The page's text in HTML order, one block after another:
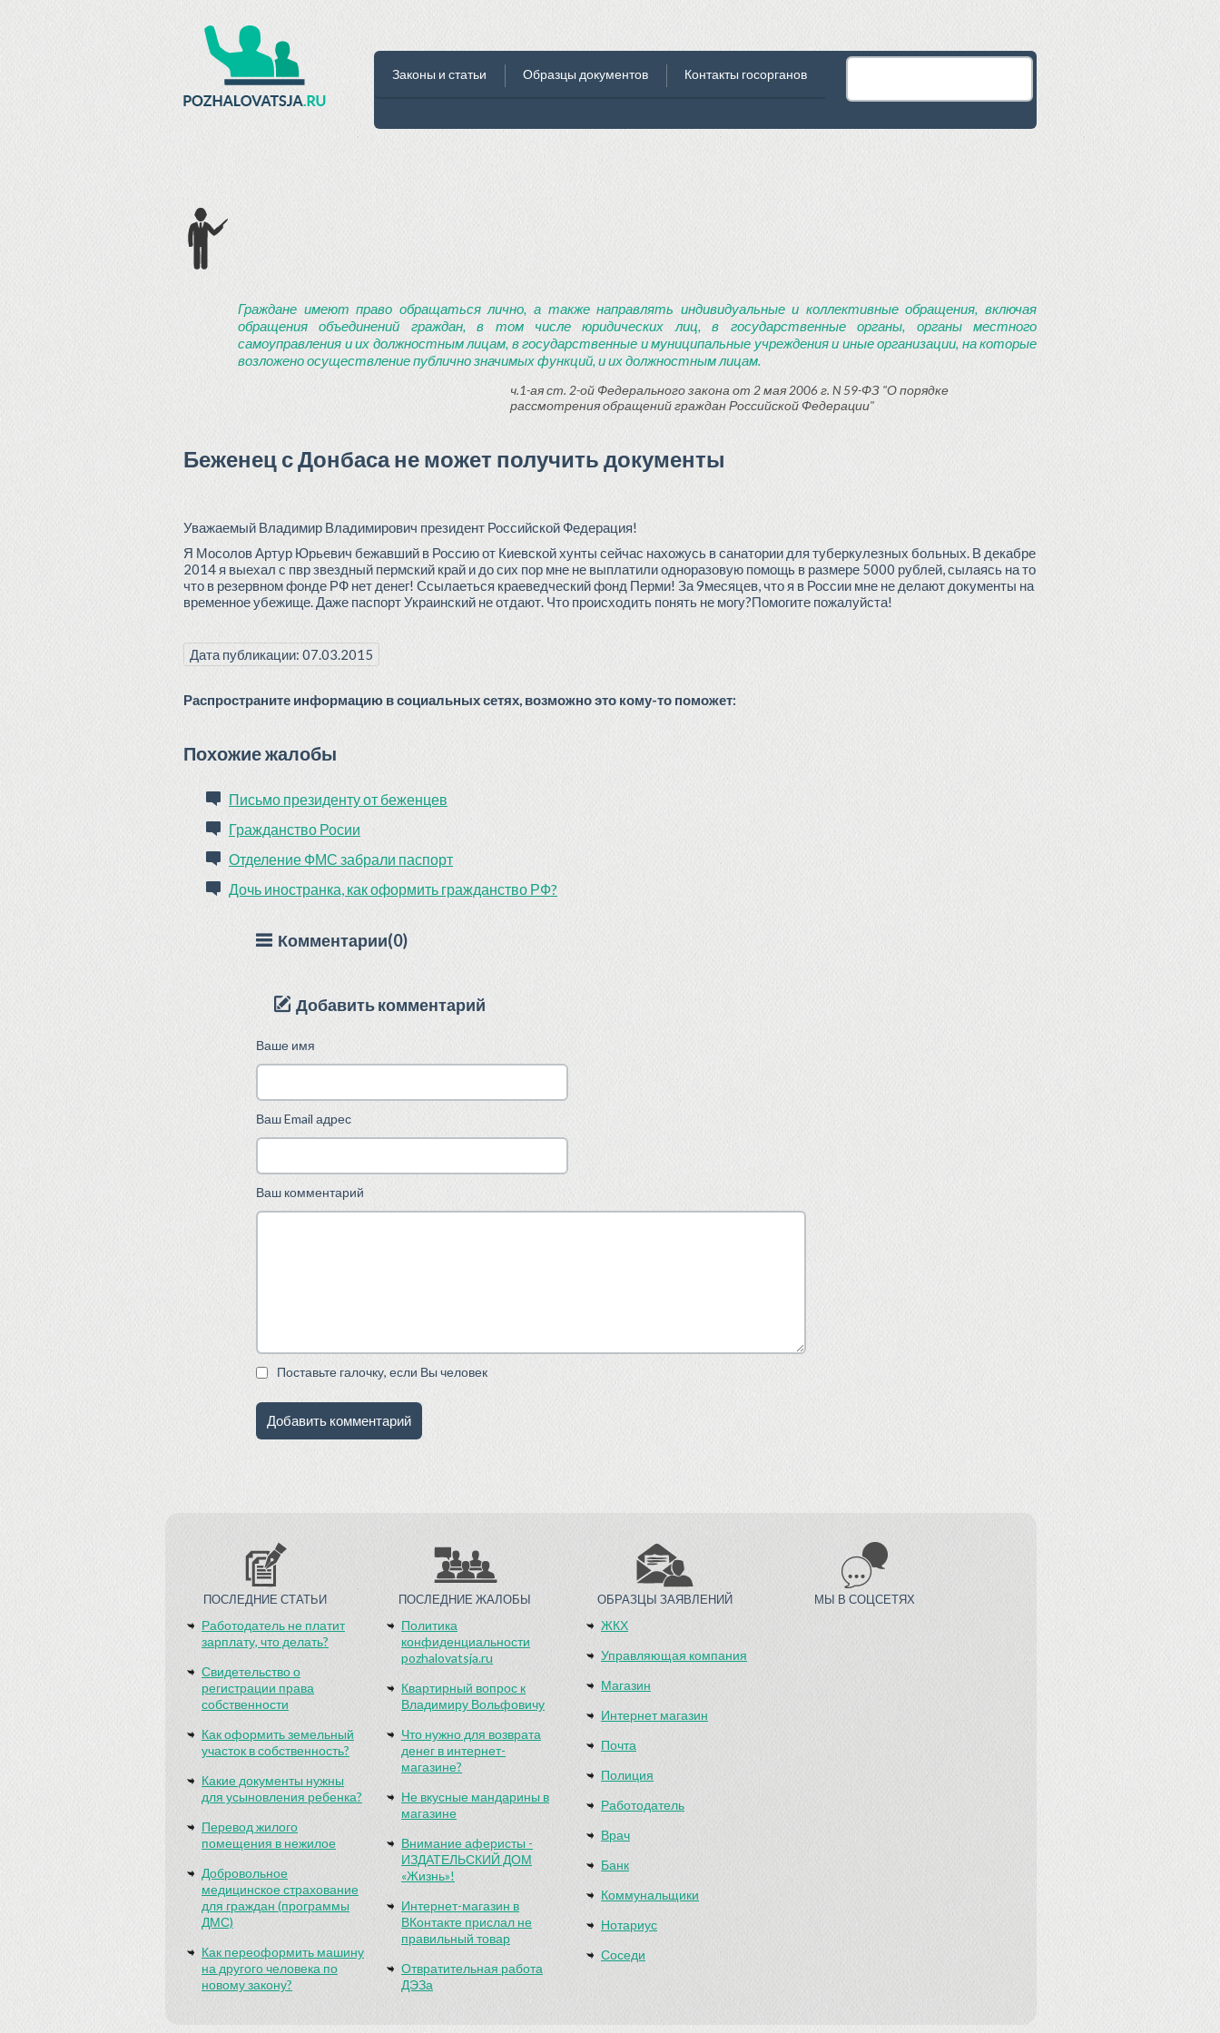
Законы и статьи Образцы документов Контакты госорганов
Граждане имеют право обращаться лично, а также направлять индивидуальные и коллективные обращения, включая
обращения объединений граждан, в том числе юридических лиц, в государственные органы, органы местного
самоуправления и их должностным лицам, в государственные и муниципальные учреждения и иные организации, на которые
возложено осуществление публично значимых функций, и их должностным лицам.
ч.1-ая ст. 2-ой Федерального закона от 2 мая 2006 г. N 59-ФЗ "О порядке
рассмотрения обращений граждан Российской Федерации"
Беженец с Донбаса не может получить документы
Уважаемый Владимир Владимирович президент Российской Федерация!
Я Мосолов Артур Юрьевич бежавший в Россию от Киевской хунты сейчас нахожусь в санатории для туберкулезных больных. В декабре
2014 я выехал с пвр звездный пермский край и до сих пор мне не выплатили одноразовую помощь в размере 5000 рублей, сылаясь на то
что в резервном фонде РФ нет денег! Ссылаеться краеведческий фонд Перми! За 9месяцев, что я в России мне не делают документы на
временное убежище. Даже паспорт Украинский не отдают. Что происходить понять не могу?Помогите пожалуйста!
Дата публикации: 07.03.2015
Распространите информацию в социальных сетях, возможно это кому-то поможет:
Похожие жалобы
Письмо президенту от беженцев
Гражданство Росии
Отделение ФМС забрали паспорт
Дочь иностранка, как оформить гражданство РФ?
Комментарии(0)
Добавить комментарий
Ваше имя
Ваш Email адрес
Ваш комментарий
Поставьте галочку, если Вы человек
ПОСЛЕДНИЕ СТАТЬИ
Работодатель не платит
зарплату, что делать?
Свидетельство о
регистрации права
собственности
Как оформить земельный
участок в собственность?
Какие документы нужны
для усыновления ребенка?
Перевод жилого
помещения в нежилое
Добровольное
медицинское страхование
для граждан (программы
ДМС)
Как переоформить машину
на другого человека по
новому закону?
ПОСЛЕДНИЕ ЖАЛОБЫ
Политика
конфиденциальности
pozhalovatsja.ru
Квартирный вопрос к
Владимиру Вольфовичу
Что нужно для возврата
денег в интернет-
магазине?
Не вкусные мандарины в
магазине
Внимание аферисты -
ИЗДАТЕЛЬСКИЙ ДОМ
«Жизнь»!
Интернет-магазин в
ВКонтакте прислал не
правильный товар
Отвратительная работа
ДЭЗа
ОБРАЗЦЫ ЗАЯВЛЕНИЙ
ЖКХ
Управляющая компания
Магазин
Интернет магазин
Почта
Полиция
Работодатель
Врач
Банк
Коммунальщики
Нотариус
Соседи
МЫ В СОЦСЕТЯХ